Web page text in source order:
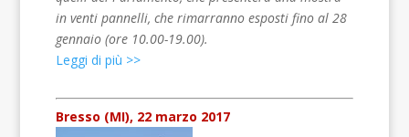
in venti pannelli, che rimarranno esposti fino al 28
gennaio (ore 10.00-19.00).
Leggi di più >>
Bresso (MI), 22 marzo 2017